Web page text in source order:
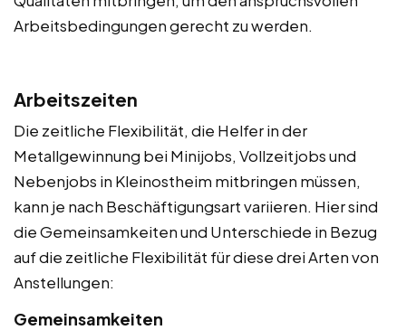
Arbeitsbedingungen gerecht zu werden.
Arbeitszeiten
Die zeitliche Flexibilität, die Helfer in der
Metallgewinnung bei Minijobs, Vollzeitjobs und
Nebenjobs in Kleinostheim mitbringen müssen,
kann je nach Beschäftigungsart variieren. Hier sind
die Gemeinsamkeiten und Unterschiede in Bezug
auf die zeitliche Flexibilität für diese drei Arten von
Anstellungen:
Gemeinsamkeiten